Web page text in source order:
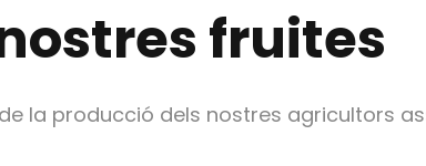
fruites
la producció dels nostres agricultors